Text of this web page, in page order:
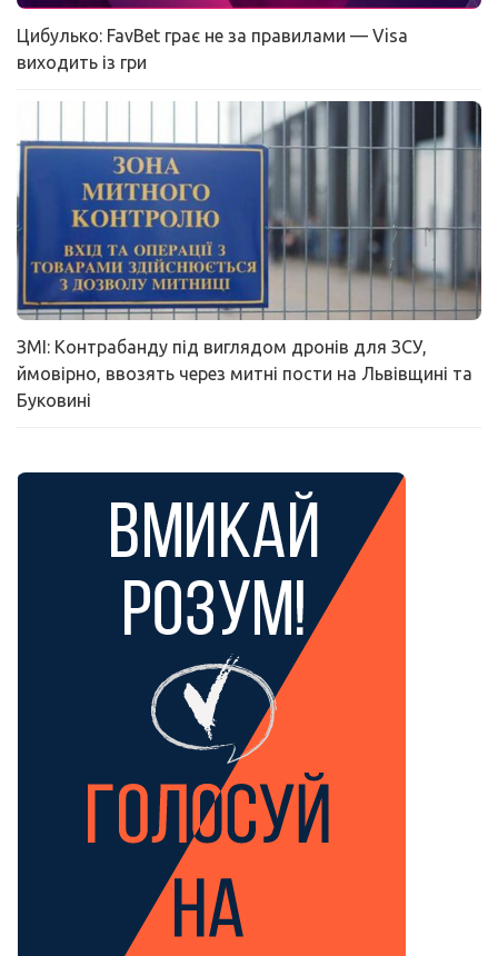
Цибулько: FavBet грає не за правилами — Visa
виходить із гри
ЗМІ: Контрабанду під виглядом дронів для ЗСУ,
ймовірно, ввозять через митні пости на Львівщині та
Буковині